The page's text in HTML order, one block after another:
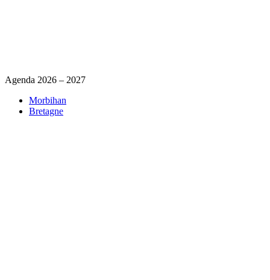
Agenda 2026 – 2027
Morbihan
Bretagne